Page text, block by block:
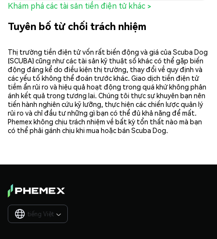
Khám phá các tài sản tiền điện tử khác >
Tuyên bố từ chối trách nhiệm
Thị trường tiền điện tử vốn rất biến động và giá của Scuba Dog
(SCUBA) cũng như các tài sản kỹ thuật số khác có thể gặp biến
động đáng kể do điều kiện thị trường, thay đổi về quy định và
các yếu tố không thể đoán trước khác. Giao dịch tiền điện tử
tiềm ẩn rủi ro và hiệu quả hoạt động trong quá khứ không phản
ánh kết quả trong tương lai. Chúng tôi thực sự khuyên bạn nên
tiến hành nghiên cứu kỹ lưỡng, thực hiện các chiến lược quản lý
rủi ro và chỉ đầu tư những gì bạn có thể đủ khả năng để mất.
Phemex không chịu trách nhiệm về bất kỳ tổn thất nào mà bạn
có thể phải gánh chịu khi mua hoặc bán Scuba Dog.
tiếng Việt 